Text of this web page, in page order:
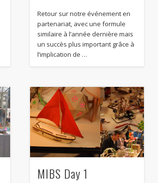
Retour sur notre événement en
partenariat, avec une formule
similaire à l’année dernière mais
un succès plus important grâce à
l’implication de …
MIBS Day 1